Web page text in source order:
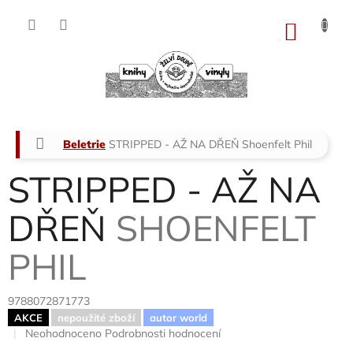
Domů
Beletrie STRIPPED - AŽ NA DŘEŇ Shoenfelt Phil
STRIPPED - AŽ NA
DŘEŇ SHOENFELT
PHIL
9788072871773
AKCE nepoužité zboží autor world
Průměrné
Neohodnoceno Podrobnosti hodnocení